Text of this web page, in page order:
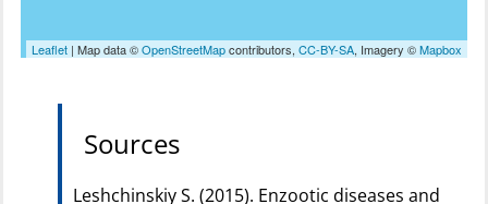
Leaflet | Map data ©OpenStreetMapcontributors, CC-BY-SA, Imagery ©Mapbox
Sources
Leshchinskiy S. (2015). Enzootic diseases and